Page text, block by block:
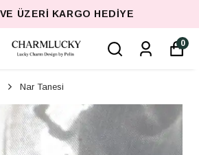
ÜZERI KARGO HEDIYE
0
Nar Tanesi